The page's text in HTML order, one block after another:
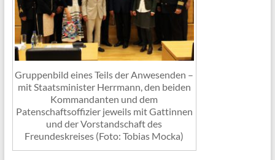
Gruppenbild eines Teils der Anwesenden –
mit Staatsminister Herrmann, den beiden
Kommandanten und dem
Patenschaftsoffizier jeweils mit Gattinnen
und der Vorstandschaft des
Freundeskreises (Foto: Tobias Mocka)